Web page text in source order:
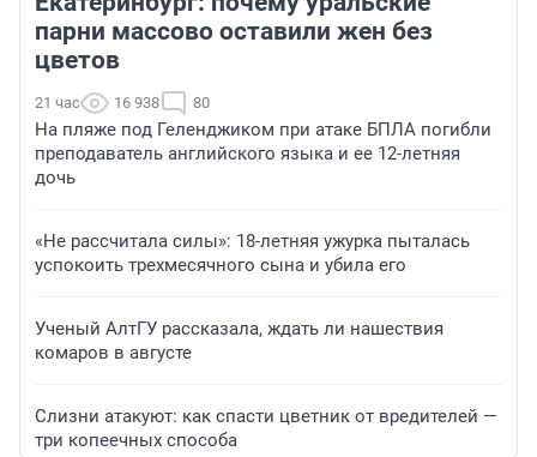
парни массово оставили жен без
цветов
21 час 16 938 80
На пляже под Геленджиком при атаке БПЛА погибли
преподаватель английского языка и ее 12-летняя
дочь
«Не рассчитала силы»: 18-летняя ужурка пыталась
успокоить трехмесячного сына и убила его
Ученый АлтГУ рассказала, ждать ли нашествия
комаров в августе
Слизни атакуют: как спасти цветник от вредителей —
три копеечных способа